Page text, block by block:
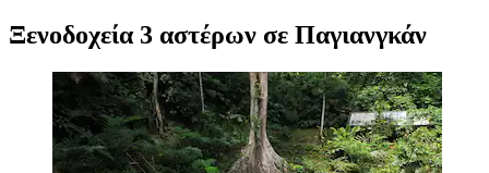
Ξενοδοχεία 3 αστέρων σε Παγιανγκάν